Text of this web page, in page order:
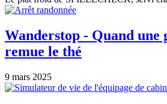
Wanderstop - Quand une
remue le thé
9 mars 2025